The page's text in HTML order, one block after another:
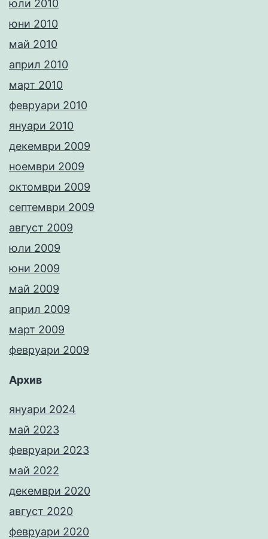
юли 2010
юни 2010
май 2010
април 2010
март 2010
февруари 2010
януари 2010
декември 2009
ноември 2009
октомври 2009
септември 2009
август 2009
юли 2009
юни 2009
май 2009
април 2009
март 2009
февруари 2009
Архив
януари 2024
май 2023
февруари 2023
май 2022
декември 2020
август 2020
февруари 2020